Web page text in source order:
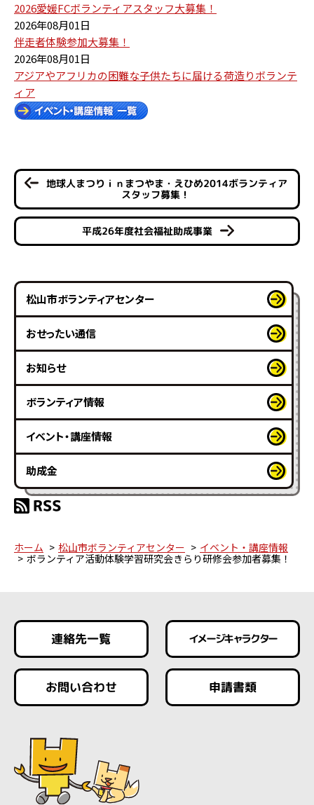
2026愛媛FCボランティアスタッフ大募集！
2026年08月01日
伴走者体験参加大募集！
2026年08月01日
アジアやアフリカの困難な子供たちに届ける荷造りボランテ
ィア
地球人まつりｉｎまつやま・えひめ2014ボランティア
スタッフ募集！
平成26年度社会福祉助成事業
松山市ボランティアセンター
おせったい通信
お知らせ
ボランティア情報
イベント・講座情報
助成金
ホーム 松山市ボランティアセンター
イベント・講座情報
ボランティア活動体験学習研究会きらり研修会参加者募集！
連絡先一覧 イメージキャラクター
お問い合わせ 申請書類